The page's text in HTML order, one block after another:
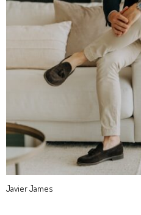
Javier James